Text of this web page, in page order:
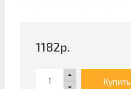
1182р.
Купить